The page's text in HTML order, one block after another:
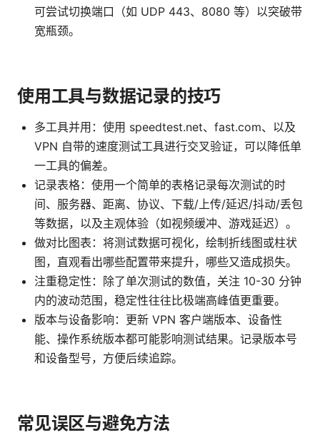
可尝试切换端口（如 UDP 443、8080 等）以突破带
宽瓶颈。
使用工具与数据记录的技巧
多工具并用：使用 speedtest.net、fast.com、以及
VPN 自带的速度测试工具进行交叉验证，可以降低单
一工具的偏差。
记录表格：使用一个简单的表格记录每次测试的时
间、服务器、距离、协议、下载/上传/延迟/抖动/丢包
等数据，以及主观体验（如视频缓冲、游戏延迟）。
做对比图表：将测试数据可视化，绘制折线图或柱状
图，直观看出哪些配置带来提升，哪些又造成损失。
注重稳定性：除了单次测试的数值，关注 10-30 分钟
内的波动范围，稳定性往往比极端高峰值更重要。
版本与设备影响：更新 VPN 客户端版本、设备性
能、操作系统版本都可能影响测试结果。记录版本号
和设备型号，方便后续追踪。
常见误区与避免方法